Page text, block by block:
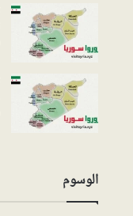
الوسوم